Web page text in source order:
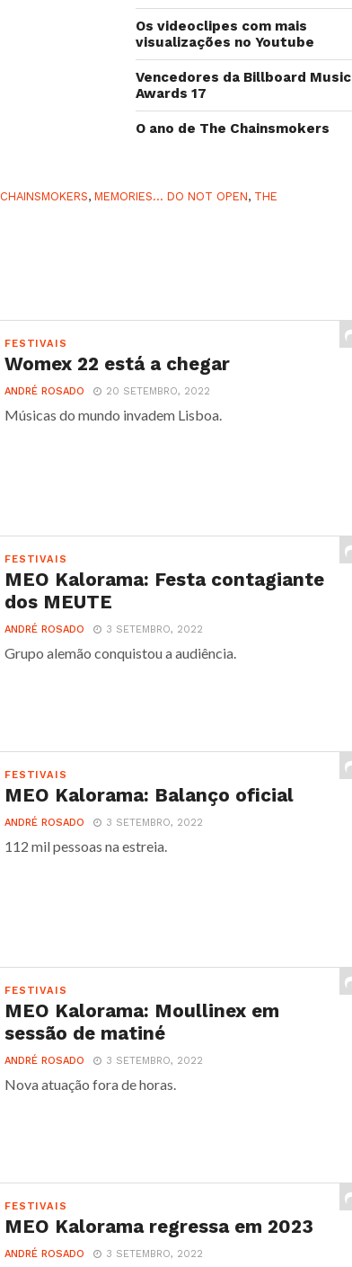
Os videoclipes com mais
visualizações no Youtube
Vencedores da Billboard Music
Awards 17
O ano de The Chainsmokers
CHAINSMOKERS,MEMORIES... DO NOT OPEN, THE
FESTIVAIS
Womex 22 está a chegar
ANDRÉ ROSADO 20 SETEMBRO, 2022
Músicas do mundo invadem Lisboa.
FESTIVAIS
MEO Kalorama: Festa contagiante
dos MEUTE
ANDRÉ ROSADO 3 SETEMBRO, 2022
Grupo alemão conquistou a audiência.
FESTIVAIS
MEO Kalorama: Balanço oficial
ANDRÉ ROSADO 3 SETEMBRO, 2022
112 mil pessoas na estreia.
FESTIVAIS
MEO Kalorama: Moullinex em
sessão de matiné
ANDRÉ ROSADO 3 SETEMBRO, 2022
Nova atuação fora de horas.
FESTIVAIS
MEO Kalorama regressa em 2023
ANDRÉ ROSADO 3 SETEMBRO, 2022